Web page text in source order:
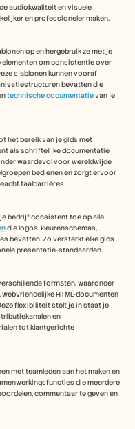
audiokwaliteit en visuele
en professioneler maken.
op en hergebruik ze met je
om consistentie over
sjablonen kunnen vooraf
bevatten die
technische documentatie van je
het bereik van je gids met
als schriftelijke documentatie
waardevol voor wereldwijde
bedienen en zorgt ervoor
taalbarrières.
bedrijf consistent toe op alle
die logo's, kleurenschema's,
bevatten. Zo versterkt elke gids
presentatie-standaarden.
formaten, waaronder
HTML-documenten
flexibiliteit stelt je in staat je
en
tot klantgerichte
met teamleden aan het maken en
die meerdere
commentaar te geven en